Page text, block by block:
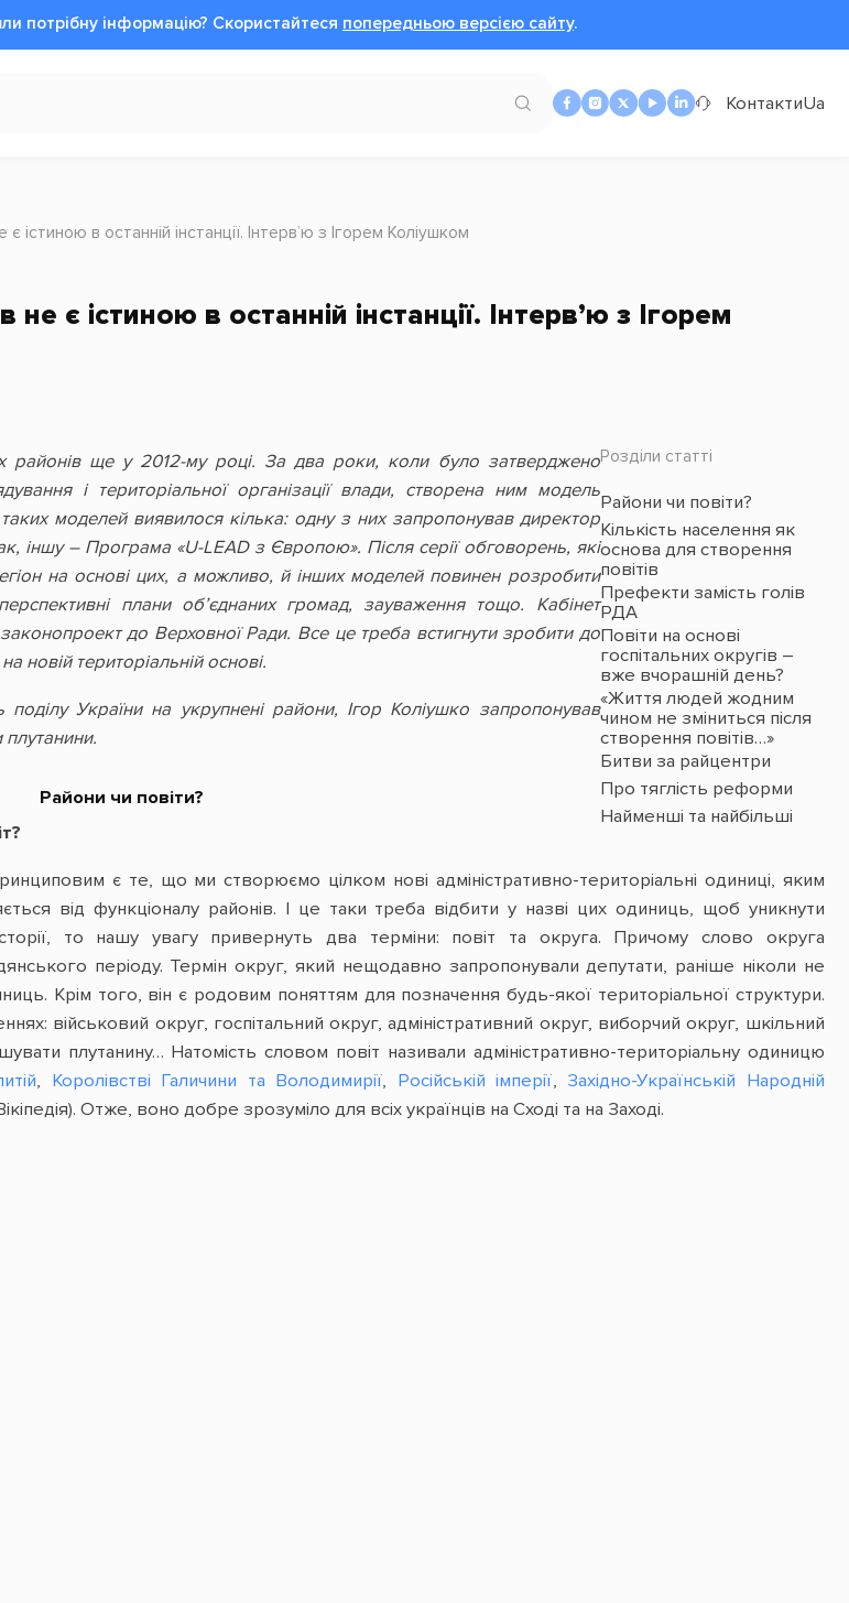
потрібну інформацію? Cкористайтеся попередньою версією сайту.
КонтактиUa
істиною в останній інстанції. Інтерв’ю з Ігорем Коліушком
є істиною в останній інстанції. Інтерв’ю з Ігорем
Розділи статті
Райони чи повіти?
Кількість населення як
основа для створення
повітів
Префекти замість голів
РДА
Повіти на основі
госпітальних округів –
вже вчорашній день?
«Життя людей жодним
чином не зміниться після
створення повітів…»
Битви за райцентри
Про тяглість реформи
Найменші та найбільші
районів ще у 2012-му році. За два роки, коли було затверджено
і територіальної організації влади, створена ним модель
моделей виявилося кілька: одну з них запропонував директор
іншу – Програма «U-LEAD з Європою». Після серії обговорень, які
на основі цих, а можливо, й інших моделей повинен розробити
плани об’єднаних громад, зауваження тощо. Кабінет
до Верховної Ради. Все це треба встигнути зробити до
новій територіальній основі.
України на укрупнені райони, Ігор Коліушко запропонував
плутанини.
Райони чи повіти?
є те, що ми створюємо цілком нові адміністративно-територіальні одиниці, яким
від функціоналу районів. І це таки треба відбити у назві цих одиниць, щоб уникнути
то нашу увагу привернуть два терміни: повіт та округа. Причому слово округа
періоду. Термін округ, який нещодавно запропонували депутати, раніше ніколи не
Крім того, він є родовим поняттям для позначення будь-якої територіальної структури.
військовий округ, госпітальний округ, адміністративний округ, виборчий округ, шкільний
плутанину… Натомість словом повіт називали адміністративно-територіальну одиницю
, Королівстві Галичини та Володимирії, Російській імперії, Західно-Українській Народній
Отже, воно добре зрозуміло для всіх українців на Сході та на Заході.